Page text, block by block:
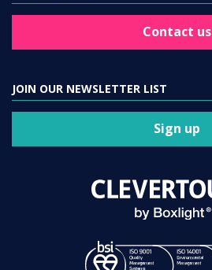
Contact us
JOIN OUR NEWSLETTER LIST
Sign up